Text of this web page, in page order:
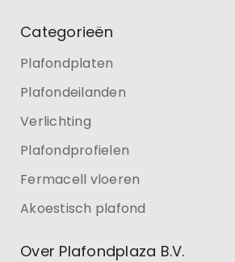
Categorieën
Plafondplaten
Plafondeilanden
Verlichting
Plafondprofielen
Fermacell vloeren
Akoestisch plafond
Over Plafondplaza B.V.